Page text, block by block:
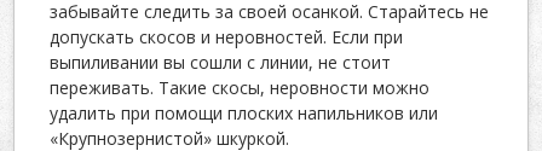
забывайте следить за своей осанкой. Старайтесь не
допускать скосов и неровностей. Если при
выпиливании вы сошли с линии, не стоит
переживать. Такие скосы, неровности можно
удалить при помощи плоских напильников или
«Крупнозернистой» шкуркой.